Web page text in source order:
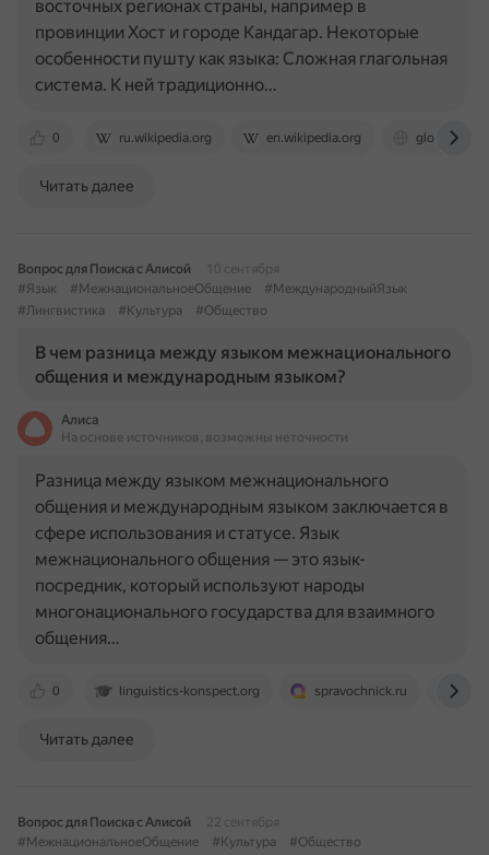
0 ru.wikipedia.org en.wikipedia.org
восточных регионах страны, например в
провинции Хост и городе Кандагар. Некоторые
особенности пушту как языка: Сложная глагольная
система. К ней традиционно…
Читать далее
Вопрос для Поиска с Алисой
10 сентября
#Язык
#МежнациональноеОбщение
#МеждународныйЯзык
#Лингвистика
#Культура #Общество
В чем разница между языком межнационального
общения и международным языком?
Алиса
На основе источников, возможны неточности
0 linguistics-konspect.org spravochnick.ru
Разница между языком межнационального
общения и международным языком заключается в
сфере использования и статусе. Язык
межнационального общения — это язык-
посредник, который используют народы
многонационального государства для взаимного
общения…
Читать далее
Вопрос для Поиска с Алисой
22 сентября
#МежнациональноеОбщение
#Культура
#Общество